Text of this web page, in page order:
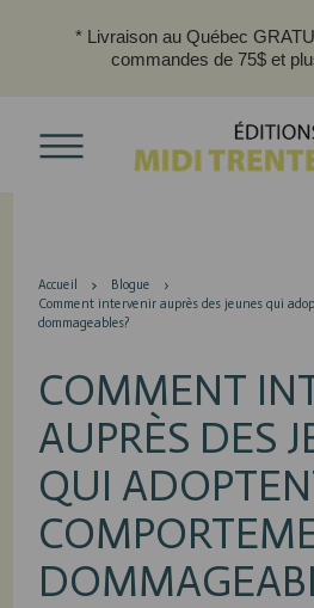
* Livraison au Québec
commandes de 75$ et
Accueil
Blogue
Comment intervenir auprès des jeunes qui
dommageables?
COMMENT
AUPRÈS DES
QUI